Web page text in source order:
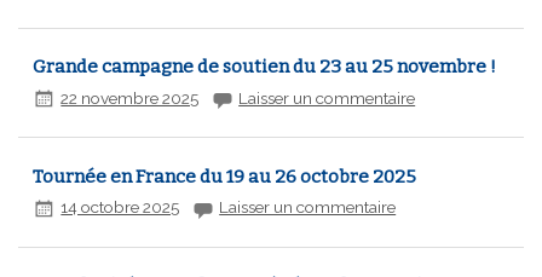
Grande campagne de soutien du 23 au 25 novembre !
22 novembre 2025 Laisser un commentaire
Tournée en France du 19 au 26 octobre 2025
14 octobre 2025 Laisser un commentaire